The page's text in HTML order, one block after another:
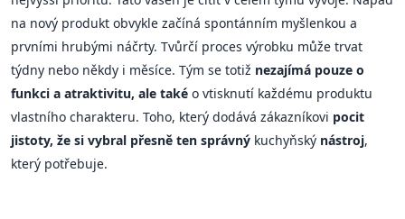
na nový produkt obvykle začíná spontánním myšlenkou a
prvními hrubými náčrty. Tvůrčí proces výrobku může trvat
týdny nebo někdy i měsíce. Tým se totiž nezajímá pouze o
funkci a atraktivitu, ale také o vtisknutí každému produktu
vlastního charakteru. Toho, který dodává zákazníkovi pocit
jistoty, že si vybral přesně ten správný kuchyňský nástroj,
který potřebuje.